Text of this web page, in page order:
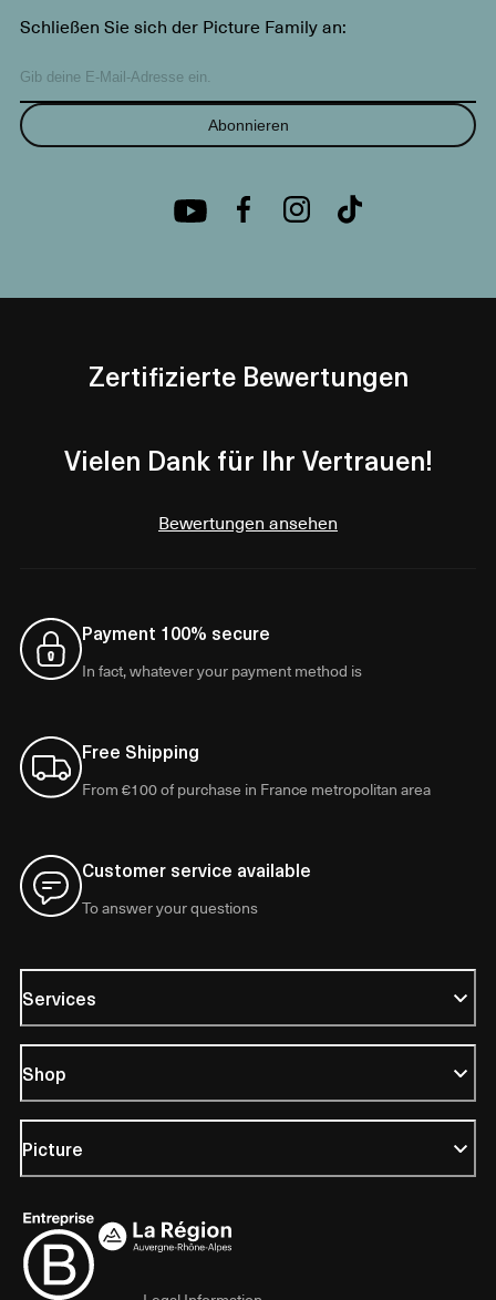
Schließen Sie sich der Picture Family an:
Abonnieren
Zertifizierte Bewertungen
Vielen Dank für Ihr Vertrauen!
Bewertungen ansehen
Payment 100% secure
In fact, whatever your payment method is
Free Shipping
From €100 of purchase in France metropolitan area
Customer service available
To answer your questions
Services
Shop
Picture